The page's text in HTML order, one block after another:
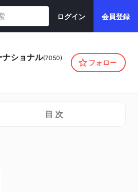
ログイン 会員登録
ナショナル(7050)
フォロー
目 次